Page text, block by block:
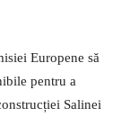
Europene să
pentru a
Salinei